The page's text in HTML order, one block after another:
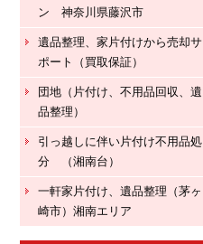
ン 神奈川県藤沢市
遺品整理、家片付けから売却サ
ポート（買取保証）
団地（片付け、不用品回収、遺
品整理）
引っ越しに伴い片付け不用品処
分 （湘南台）
一軒家片付け、遺品整理（茅ヶ
崎市）湘南エリア